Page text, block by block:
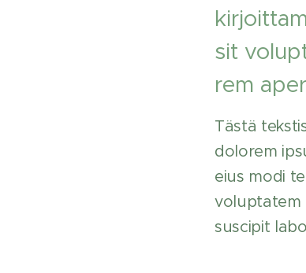
sit
rem
Tästä
dolorem
eius modi
voluptatem
suscipit